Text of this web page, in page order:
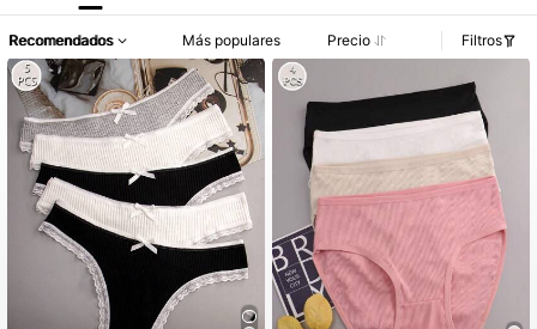
Recomendados Más populares Precio Filtros